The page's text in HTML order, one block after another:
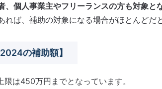
、個人事業主やフリーランスの方も対象と
れば、補助の対象になる場合がほとんどだ
2024の補助額】
は450万円までとなっています。